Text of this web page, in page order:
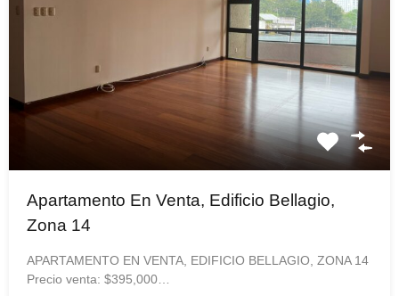
Apartamento En Venta, Edificio Bellagio,
Zona 14
APARTAMENTO EN VENTA, EDIFICIO BELLAGIO, ZONA 14
Precio venta: $395,000…